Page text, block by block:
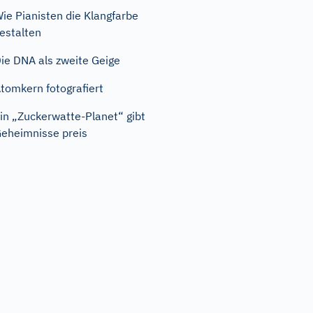
Pianisten die Klangfarbe
DNA als zweite Geige
fotografiert
„Zuckerwatte-Planet“ gibt
preis